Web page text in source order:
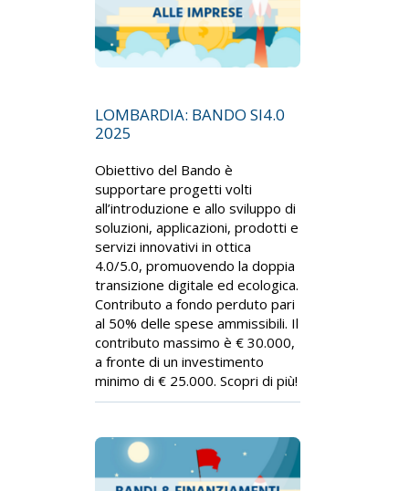
LOMBARDIA: BANDO SI4.0
2025
Obiettivo del Bando è
supportare progetti volti
all’introduzione e allo sviluppo di
soluzioni, applicazioni, prodotti e
servizi innovativi in ottica
4.0/5.0, promuovendo la doppia
transizione digitale ed ecologica.
Contributo a fondo perduto pari
al 50% delle spese ammissibili. Il
contributo massimo è € 30.000,
a fronte di un investimento
minimo di € 25.000. Scopri di più!